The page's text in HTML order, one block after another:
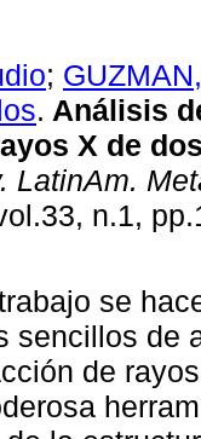
;
. Análisis
X de
LatinAm.
n.1,
se
sencillos de
de